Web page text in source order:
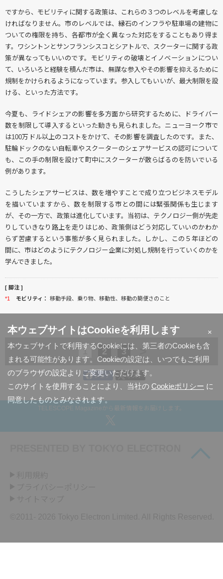
本ウェブサイトはCookieを利用します
×
本ウェブサイトで利用するCookieには、第三者のCookieも含
まれる可能性があります。Cookieの設定は、いつでもご利用
のブラウザの設定よりご変更いただけます。
このサイトを使用することにより、当社の Cookieポリシー に
同意したものとみなされます。
ですから、モビリティに関する政策は、これらの３つのレベルを考慮しな
ければなりません。市のレベルでは、縁石のインフラや駐車場の建物に
ついての権限を持ち、各都市が全く異なった対応をすることもあり得ま
す。ワシントンとサンフランシスコとシアトルで、スクーターに関する政
策が異なってもいいのです。モビリティの破壊とイノベーションについ
て、いろいろと経験を積んだ市は、無謀な参入やその影響を抑えるために
規制をかけられるようになっています。参入してもいいが、最大制限を設
ける、といった方法です。
今夏も、ライドシェアの影響を多方面から研究するために、ドライバー
数を制限して導入するといった動きも見られました。ニューヨーク市で
は100万ドル以上のコストをかけて、その影響を調査したのです。また、
駐輪ドックのない自転車やスクーターのシェアサービスの認可について
も、この手の制限を設けて町中にスクーターが散らばるのを防いでいる
例があります。
こうしたシェアサービスは、数を増やすことで成り立つビジネスモデル
を描いていますから、数を制限する市との間には緊張関係も生じます
が、その一方で、政策は進化しています。当初は、テクノロジー側が先走
りしていきなり路上を走りはじめ、政策側はどう対応していいのかわか
らず苦慮するという事態が多く見られました。しかし、この５年ほどの
間に、市はどのようにテクノロジー企業に対処し規制を行っていくのかを
学んできました。
[ 脚注 ]
*1
モビリティ： 移動手段、乗り物、移動性、移動の簡便さのこと
1 2 3 >
シェア ポスト
TELESCOPE Magazineから最新情報をお届けします。